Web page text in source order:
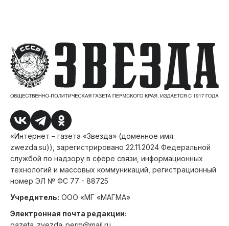
«Интернет – газета «Звезда» (доменное имя
zwezda.su)), зарегистрировано 22.11.2024 Федеральной
службой по надзору в сфере связи, информационных
технологий и массовых коммуникаций, регистрационный
номер ЭЛ № ФС 77 - 88725
Учредитель: ООО «МГ «МАГМА»
Электронная почта редакции: